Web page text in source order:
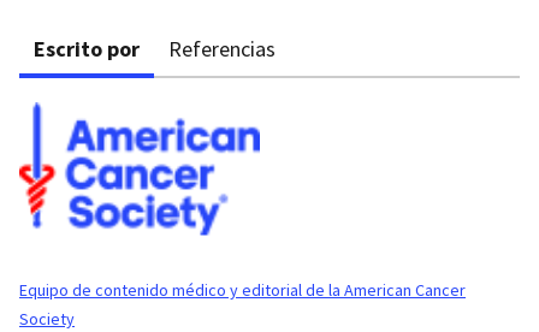
Escrito por Referencias
Equipo de contenido médico y editorial de la American Cancer
Society